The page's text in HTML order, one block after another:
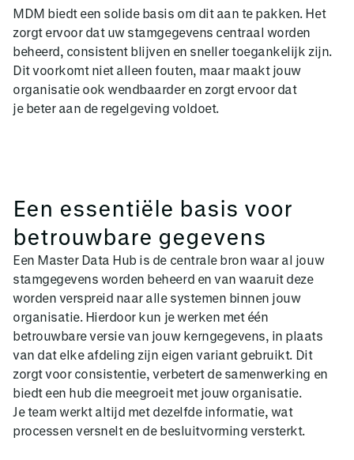
MDM biedt een solide basis om dit aan te pakken. Het
zorgt ervoor dat uw stamgegevens centraal worden
beheerd, consistent blijven en sneller toegankelijk zijn.
Dit voorkomt niet alleen fouten, maar maakt jouw
organisatie ook wendbaarder en zorgt ervoor dat
je beter aan de regelgeving voldoet.
Een essentiële basis voor
betrouwbare gegevens
Een Master Data Hub is de centrale bron waar al jouw
stamgegevens worden beheerd en van waaruit deze
worden verspreid naar alle systemen binnen jouw
organisatie. Hierdoor kun je werken met één
betrouwbare versie van jouw kerngegevens, in plaats
van dat elke afdeling zijn eigen variant gebruikt. Dit
zorgt voor consistentie, verbetert de samenwerking en
biedt een hub die meegroeit met jouw organisatie.
Je team werkt altijd met dezelfde informatie, wat
processen versnelt en de besluitvorming versterkt.